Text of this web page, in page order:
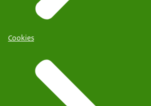
Cookies